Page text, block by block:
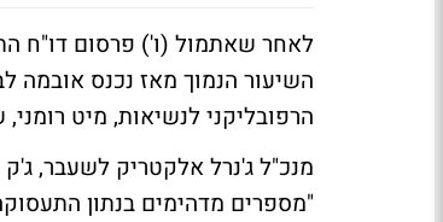
הרפובליקני לנשיאות, מיט רומני,
מנכ"ל ג'נרל אלקטריק לשעבר, ג'ק
"מספרים מדהימים בנתון